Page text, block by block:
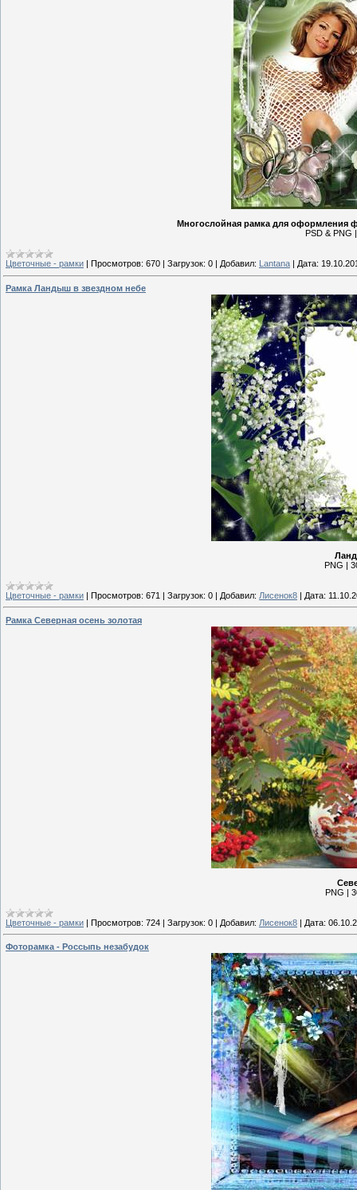
Многослойная рамка для оформления
PSD & PNG
Цветочные - рамки Просмотров: 670 Загрузок: 0 Добавил: Lantana Дата:
Рамка Ландыш в звездном небе
PNG |
Цветочные - рамки | Просмотров: 671 | Загрузок: 0 | Добавил: Лисенок8 | Дата:
Рамка Северная осень золотая
PNG |
Цветочные - рамки | Просмотров: 724 | Загрузок: 0 | Добавил: Лисенок8 | Дата:
Фоторамка - Россыпь незабудок